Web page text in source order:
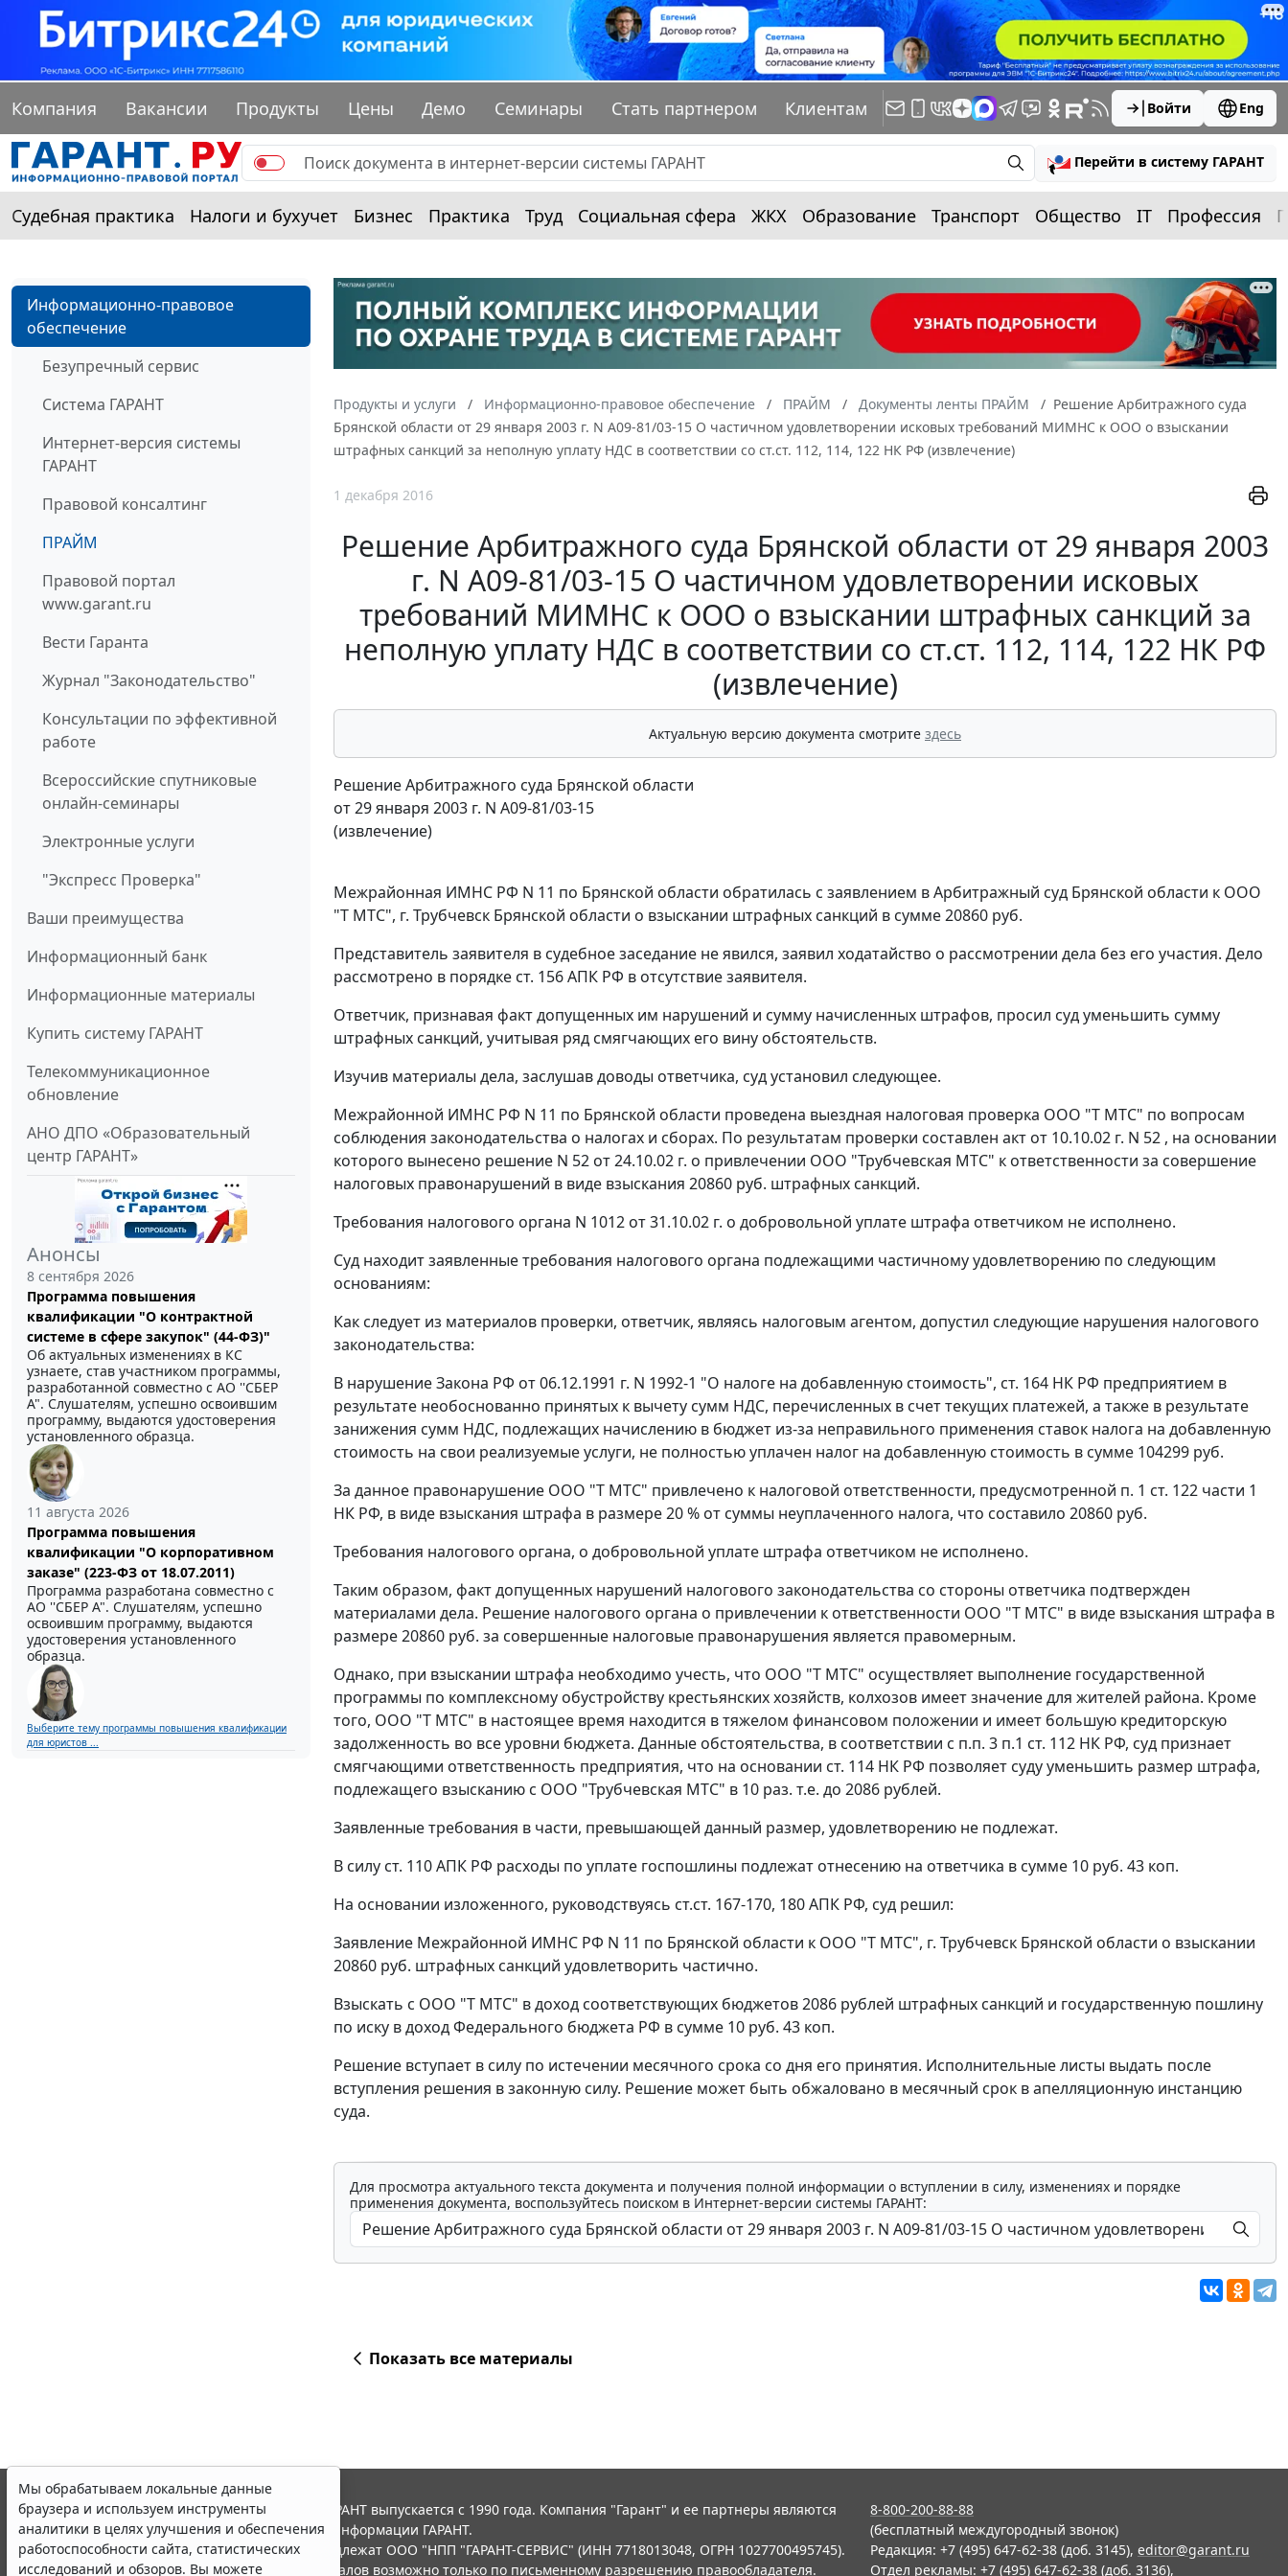
Компания Вакансии Продукты Цены Демо Семинары Стать партнером Клиентам Войти Eng
Перейти в систему ГАРАНТ
Судебная практика Налоги и бухучет Бизнес Практика Труд Социальная сфера ЖКХ Образование Транспорт Общество IT Профессия
Информационно-правовое
обеспечение
Безупречный сервис
Система ГАРАНТ
Интернет-версия системы
ГАРАНТ
Правовой консалтинг
ПРАЙМ
Правовой портал
www.garant.ru
Вести Гаранта
Журнал "Законодательство"
Консультации по эффективной
работе
Всероссийские спутниковые
онлайн-семинары
Электронные услуги
"Экспресс Проверка"
Ваши преимущества
Информационный банк
Информационные материалы
Купить систему ГАРАНТ
Телекоммуникационное
обновление
АНО ДПО «Образовательный
центр ГАРАНТ»
Анонсы
8 сентября 2026
Программа повышения
квалификации "О контрактной
системе в сфере закупок" (44-ФЗ)"
Об актуальных изменениях в КС
узнаете, став участником программы,
разработанной совместно с АО ''СБЕР
А". Слушателям, успешно освоившим
программу, выдаются удостоверения
установленного образца.
11 августа 2026
Программа повышения
квалификации "О корпоративном
заказе" (223-ФЗ от 18.07.2011)
Программа разработана совместно с
АО ''СБЕР А". Слушателям, успешно
освоившим программу, выдаются
удостоверения установленного
образца.
Выберите тему программы повышения квалификации
для юристов ...
Продукты и услуги Информационно-правовое обеспечение ПРАЙМ Документы ленты ПРАЙМ
Решение Арбитражного суда
Брянской области от 29 января 2003 г. N А09-81/03-15 О частичном удовлетворении исковых требований МИМНС к ООО о взыскании
штрафных санкций за неполную уплату НДС в соответствии со ст.ст. 112, 114, 122 НК РФ (извлечение)
1 декабря 2016
Решение Арбитражного суда Брянской области от 29 января 2003
г. N А09-81/03-15 О частичном удовлетворении исковых
требований МИМНС к ООО о взыскании штрафных санкций за
неполную уплату НДС в соответствии со ст.ст. 112, 114, 122 НК РФ
(извлечение)
Актуальную версию документа смотрите здесь
Решение Арбитражного суда Брянской области
от 29 января 2003 г. N А09-81/03-15
(извлечение)
Межрайонная ИМНС РФ N 11 по Брянской области обратилась с заявлением в Арбитражный суд Брянской области к ООО
"Т МТС", г. Трубчевск Брянской области о взыскании штрафных санкций в сумме 20860 руб.
Представитель заявителя в судебное заседание не явился, заявил ходатайство о рассмотрении дела без его участия. Дело
рассмотрено в порядке ст. 156АПК РФ в отсутствие заявителя.
Ответчик, признавая факт допущенных им нарушений и сумму начисленных штрафов, просил суд уменьшить сумму
штрафных санкций, учитывая ряд смягчающих его вину обстоятельств.
Изучив материалы дела, заслушав доводы ответчика, суд установил следующее.
Межрайонной ИМНС РФ N 11 по Брянской области проведена выездная налоговая проверка ООО "Т МТС" по вопросам
соблюдения законодательства о налогах и сборах. По результатам проверки составлен акт от 10.10.02 г. N 52 , на основании
которого вынесено решение N 52 от 24.10.02 г. о привлечении ООО "Трубчевская МТС" к ответственности за совершение
налоговых правонарушений в виде взыскания 20860 руб. штрафных санкций.
Требования налогового органа N 1012 от 31.10.02 г. о добровольной уплате штрафа ответчиком не исполнено.
Суд находит заявленные требования налогового органа подлежащими частичному удовлетворению по следующим
основаниям:
Как следует из материалов проверки, ответчик, являясь налоговым агентом, допустил следующие нарушения налогового
законодательства:
В нарушениеЗакона РФ от 06.12.1991 г. N 1992-1 "О налоге на добавленную стоимость", ст. 164 НК РФ предприятием в
результате необоснованно принятых к вычету сумм НДС, перечисленных в счет текущих платежей, а также в результате
занижения сумм НДС, подлежащих начислению в бюджет из-за неправильного применения ставок налога на добавленную
стоимость на свои реализуемые услуги, не полностью уплачен налог на добавленную стоимость в сумме 104299 руб.
За данное правонарушение ООО "Т МТС" привлечено к налоговой ответственности, предусмотренной п. 1 ст. 122 части 1
НК РФ, в виде взыскания штрафа в размере 20 % от суммы неуплаченного налога, что составило 20860 руб.
Требования налогового органа, о добровольной уплате штрафа ответчиком не исполнено.
Таким образом, факт допущенных нарушений налогового законодательства со стороны ответчика подтвержден
материалами дела. Решение налогового органа о привлечении к ответственности ООО "Т МТС" в виде взыскания штрафа в
размере 20860 руб. за совершенные налоговые правонарушения является правомерным.
Однако, при взыскании штрафа необходимо учесть, что ООО "Т МТС" осуществляет выполнение государственной
программы по комплексному обустройству крестьянских хозяйств, колхозов имеет значение для жителей района. Кроме
того, ООО "Т МТС" в настоящее время находится в тяжелом финансовом положении и имеет большую кредиторскую
задолженность во все уровни бюджета. Данные обстоятельства, в соответствии с п.п. 3 п.1 ст. 112 НК РФ, суд признает
смягчающими ответственность предприятия, что на основании ст. 114 НК РФ позволяет суду уменьшить размер штрафа,
подлежащего взысканию с ООО "Трубчевская МТС" в 10 раз. т.е. до 2086 рублей.
Заявленные требования в части, превышающей данный размер, удовлетворению не подлежат.
В силу ст. 110АПК РФ расходы по уплате госпошлины подлежат отнесению на ответчика в сумме 10 руб. 43 коп.
На основании изложенного, руководствуясь ст.ст. 167-170, 180АПК РФ, суд решил:
Заявление Межрайонной ИМНС РФ N 11 по Брянской области к ООО "Т МТС", г. Трубчевск Брянской области о взыскании
20860 руб. штрафных санкций удовлетворить частично.
Взыскать с ООО "Т МТС" в доход соответствующих бюджетов 2086 рублей штрафных санкций и государственную пошлину
по иску в доход Федерального бюджета РФ в сумме 10 руб. 43 коп.
Решение вступает в силу по истечении месячного срока со дня его принятия. Исполнительные листы выдать после
вступления решения в законную силу. Решение может быть обжаловано в месячный срок в апелляционную инстанцию
суда.
Для просмотра актуального текста документа и получения полной информации о вступлении в силу, изменениях и порядке
применения документа, воспользуйтесь поиском в Интернет-версии системы ГАРАНТ:
Показать все материалы
Мы обрабатываем локальные данные
браузера и используем инструменты
аналитики в целях улучшения и обеспечения
работоспособности сайта, статистических
исследований и обзоров. Вы можете
© ООО "НПП "ГАРАНТ-СЕРВИС", 2026. Система ГАРАНТ выпускается с 1990 года. Компания "Гарант" и ее партнеры являются
участниками Российской ассоциации правовой информации ГАРАНТ.
Все права на материалы сайта ГАРАНТ.РУ принадлежат ООО "НПП "ГАРАНТ-СЕРВИС" (ИНН 7718013048, ОГРН 1027700495745).
Полное или частичное воспроизведение материалов возможно только по письменному разрешению правообладателя.
8-800-200-88-88
(бесплатный междугородный звонок)
Редакция: +7 (495) 647-62-38 (доб. 3145), editor@garant.ru
Отдел рекламы: +7 (495) 647-62-38 (доб. 3136),